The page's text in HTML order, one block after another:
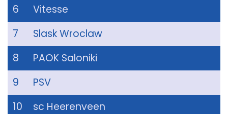
6
Vitesse
7
Slask Wroclaw
8
PAOK Saloniki
9
PSV
10
sc Heerenveen